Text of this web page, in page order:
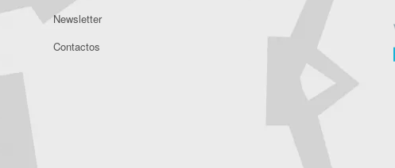
Newsletter
Contactos